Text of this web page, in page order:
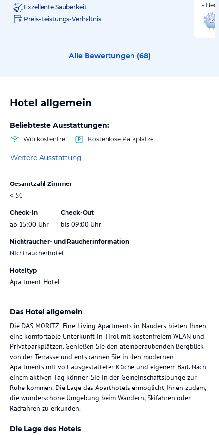
Exzellente Sauberkeit
Preis-Leistungs-Verhältnis
-
Alle Bewertungen (68)
Hotel allgemein
Beliebteste Ausstattungen:
Wifi kostenfrei Kostenlose Parkplätze
Weitere Ausstattung
Gesamtzahl Zimmer
< 50
Check-In
ab 15:00 Uhr
Check-Out
bis 09:00 Uhr
Nichtraucher- und Raucherinformation
Nichtraucherhotel
Hoteltyp
Apartment-Hotel
Das Hotel allgemein
Die DAS MORITZ- Fine Living Apartments in Nauders bieten Ihnen
eine komfortable Unterkunft in Tirol mit kostenfreiem WLAN und
Privatparkplätzen. Genießen Sie den atemberaubenden Bergblick
von der Terrasse und entspannen Sie in den modernen
Apartments mit voll ausgestatteter Küche und eigenem Bad. Nach
einem aktiven Tag können Sie in der Gemeinschaftslounge zur
Ruhe kommen. Die Lage des Aparthotels ermöglicht Ihnen zudem,
die wunderschöne Umgebung beim Wandern, Skifahren oder
Radfahren zu erkunden.
Die Lage des Hotels